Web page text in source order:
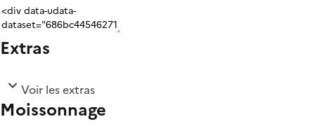
Extras
Voir les extras
Moissonnage